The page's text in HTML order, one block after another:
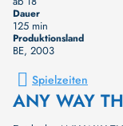
Dauer
125 min
Produktionsland
BE, 2003
Spielzeiten
ANY WAY